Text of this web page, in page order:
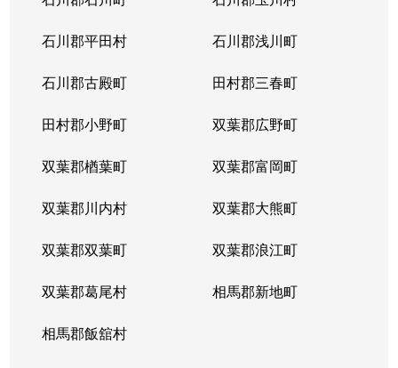
石川郡平田村 石川郡浅川町
石川郡古殿町 田村郡三春町
田村郡小野町 双葉郡広野町
双葉郡楢葉町 双葉郡富岡町
双葉郡川内村 双葉郡大熊町
双葉郡双葉町 双葉郡浪江町
双葉郡葛尾村 相馬郡新地町
相馬郡飯舘村